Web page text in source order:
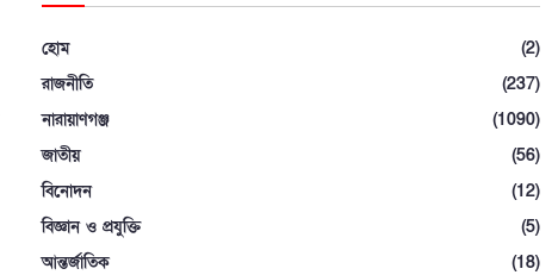
হোম
(2)
রাজনীতি
(237)
নারায়াণগঞ্জ
(1090)
জাতীয়
(56)
বিনোদন
(12)
বিজ্ঞান ও প্রযুক্তি
(5)
আন্তর্জাতিক
(18)